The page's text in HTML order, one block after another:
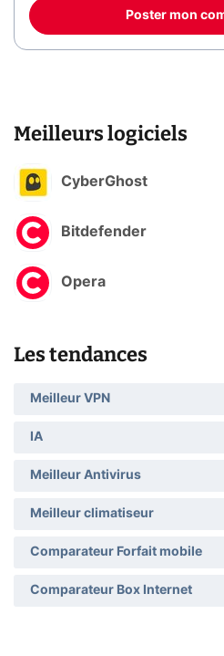
Poster mon
Meilleurs logiciels
CyberGhost
Bitdefender
Opera
Les tendances
Meilleur VPN
IA
Meilleur Antivirus
Meilleur climatiseur
Comparateur Forfait mobile
Comparateur Box Internet